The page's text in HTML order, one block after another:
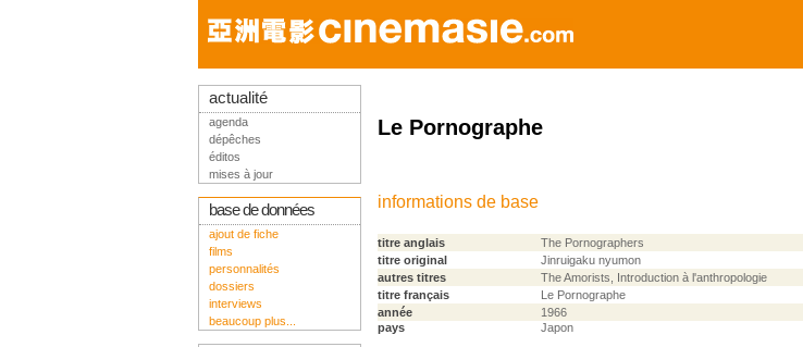
Le Pornographe
informations de base
titre anglais
The Pornographers
titre original
Jinruigaku nyumon
autres titres
The Amorists, Introduction à l'anthropologie
titre français
Le Pornographe
année
1966
pays
Japon
actualité
agenda
dépêches
éditos
mises à jour
base de données
ajout de fiche
films
personnalités
dossiers
interviews
beaucoup plus...